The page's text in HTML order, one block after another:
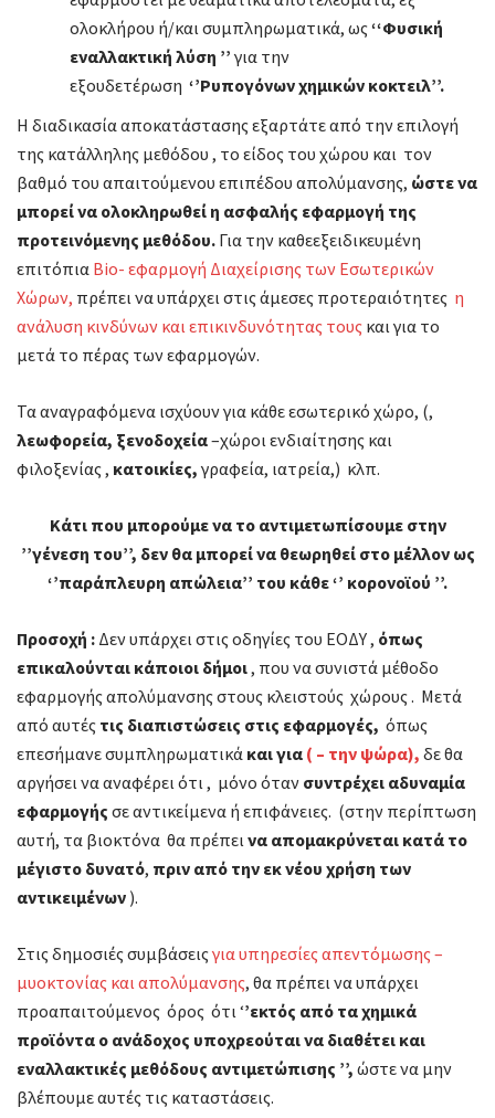
ολοκλήρου ή/και συμπληρωματικά, ως‘‘Φυσική
εναλλακτική λύση ’’για την
εξουδετέρωση ‘’Ρυπογόνων χημικών κοκτειλ’’.
Η διαδικασία αποκατάστασης εξαρτάτε από την επιλογή
της κατάλληλης μεθόδου , το είδος του χώρου και τον
βαθμό του απαιτούμενου επιπέδου απολύμανσης, ώστε να
μπορεί να ολοκληρωθεί η ασφαλής εφαρμογή της
προτεινόμενης μεθόδου. Για την καθεεξειδικευμένη
επιτόπια Bio- εφαρμογή Διαχείρισης των Εσωτερικών
Χώρων, πρέπει να υπάρχει στις άμεσες προτεραιότητες η
ανάλυση κινδύνων και επικινδυνότητας τους και για το
μετά το πέρας των εφαρμογών.
Τα αναγραφόμενα ισχύουν για κάθε εσωτερικό χώρο, (,
λεωφορεία, ξενοδοχεία–χώροι ενδιαίτησης και
φιλοξενίας , κατοικίες,γραφεία, ιατρεία,) κλπ.
Κάτι που μπορούμε να το αντιμετωπίσουμε στην
’’γένεση του’’, δεν θα μπορεί να θεωρηθεί στο μέλλον ως
‘’παράπλευρη απώλεια’’ του κάθε ‘’ κορονοϊού ’’.
Προσοχή : Δεν υπάρχει στις οδηγίες του ΕΟΔΥ , όπως
επικαλούνται κάποιοι δήμοι, που να συνιστά μέθοδο
εφαρμογής απολύμανσης στους κλειστούς χώρους . Μετά
από αυτές τις διαπιστώσεις στις εφαρμογές, όπως
επεσήμανε συμπληρωματικάκαι για ( – την ψώρα), δε θα
αργήσει να αναφέρει ότι , μόνο όταν συντρέχει αδυναμία
εφαρμογής σε αντικείμενα ή επιφάνειες. (στην περίπτωση
αυτή, τα βιοκτόνα θα πρέπεινα απομακρύνεται κατά το
μέγιστο δυνατό, πριν από την εκ νέου χρήση των
αντικειμένων ).
Στις δημοσιές συμβάσειςγια υπηρεσίες απεντόμωσης –
μυοκτονίας και απολύμανσης, θα πρέπει να υπάρχει
προαπαιτούμενος όρος ότι ‘’εκτός από τα χημικά
προϊόντα ο ανάδοχος υποχρεούται να διαθέτει και
εναλλακτικές μεθόδους αντιμετώπισης ’’, ώστε να μην
βλέπουμε αυτές τις καταστάσεις.